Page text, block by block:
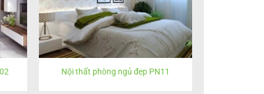
Nội thất phòng ngủ đẹp PN11